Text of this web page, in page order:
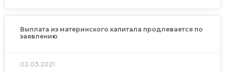
Выплата из материнского капитала продлевается по
заявлению
02.03.2021